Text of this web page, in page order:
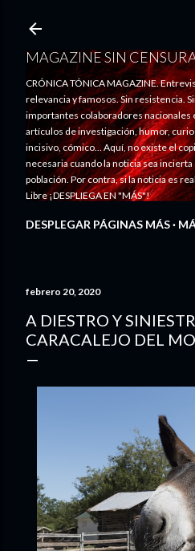
MAGAZINE SIN
CRÓNICA TÓNICA MAGAZINE.
relevancia y famosos. Sin resistencia.
importantes colaboradores
artículos de investigación, humor,
incisivo, cómico... Aquí, no existe el
necesaria cuando la noticia sea
población. Por contra, si la noticia es
Libre ¡DESPLIEGA EN "MÁS"!
DESPLEGAR PÁGINAS MÁS
febrero 20, 2020
A DIESTRO Y
CARACALEJO DEL